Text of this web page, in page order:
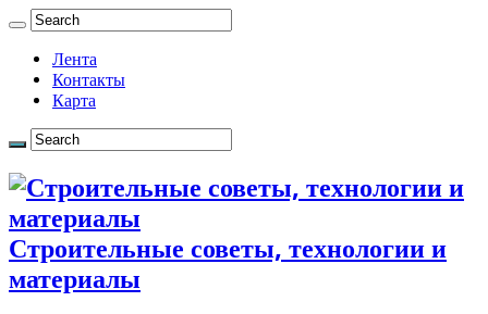
Лента
Контакты
Карта
Строительные советы, технологии и
материалы